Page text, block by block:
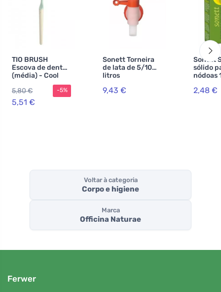
TIO BRUSH
Escova de dentes
(média) - Cool
5,80 €
5,51 €
-5%
Sonett Torneira
de lata de 5/10
litros
9,43 €
Sonett
sólido
nódoas
2,48 €
Voltar à categoria
Corpo e higiene
Marca
Officina Naturae
Ferwer